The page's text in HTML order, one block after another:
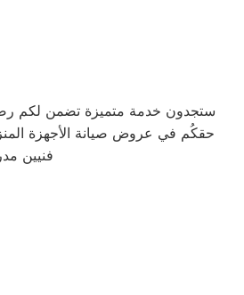
ستجدون خدمة متميزة تضمن لكم
حقكُم في عروض صيانة الأجهزة المنزلية قبل
فنيين